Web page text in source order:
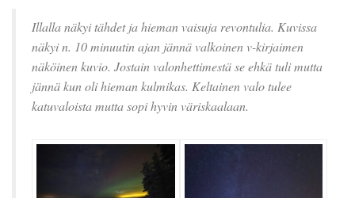
Illalla näkyi tähdet ja hieman vaisuja revontulia. Kuvissa
näkyi n. 10 minuutin ajan jännä valkoinen v-kirjaimen
näköinen kuvio. Jostain valonhettimestä se ehkä tuli mutta
jännä kun oli hieman kulmikas. Keltainen valo tulee
katuvaloista mutta sopi hyvin väriskaalaan.